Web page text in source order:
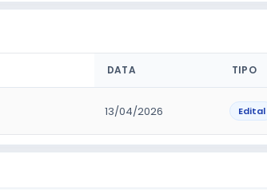
DATA TIPO
13/04/2026 Edital